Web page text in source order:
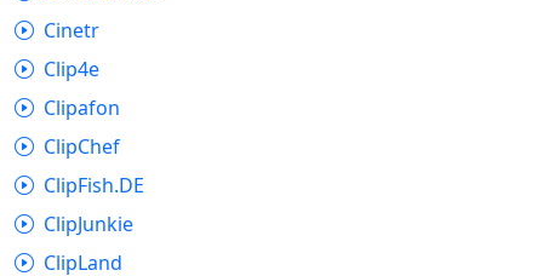
Cinetr
Clip4e
Clipafon
ClipChef
ClipFish.DE
ClipJunkie
ClipLand